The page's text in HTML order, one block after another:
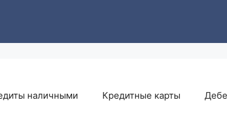
наличными Кредитные карты